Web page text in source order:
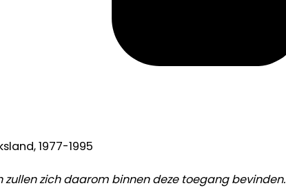
1977-1995
zich daarom binnen deze toegang bevinden.